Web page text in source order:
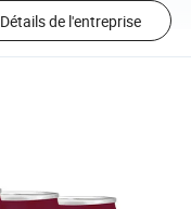
Détails de l'entreprise